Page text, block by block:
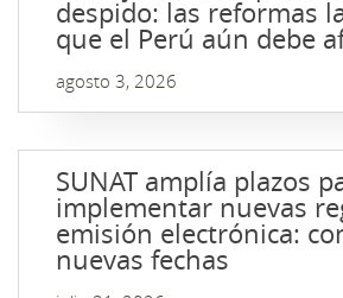
despido: las reformas
que el Perú aún debe
agosto 3, 2026
SUNAT amplía plazos
implementar nuevas
emisión electrónica:
nuevas fechas